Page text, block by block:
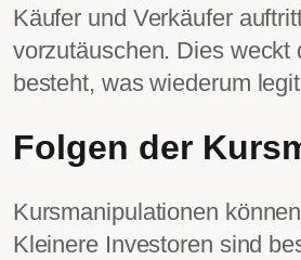
Käufer und Verkäufer
vorzutäuschen. Dies weckt
besteht, was wiederum
Folgen der
Kursmanipulationen
Kleinere Investoren sind